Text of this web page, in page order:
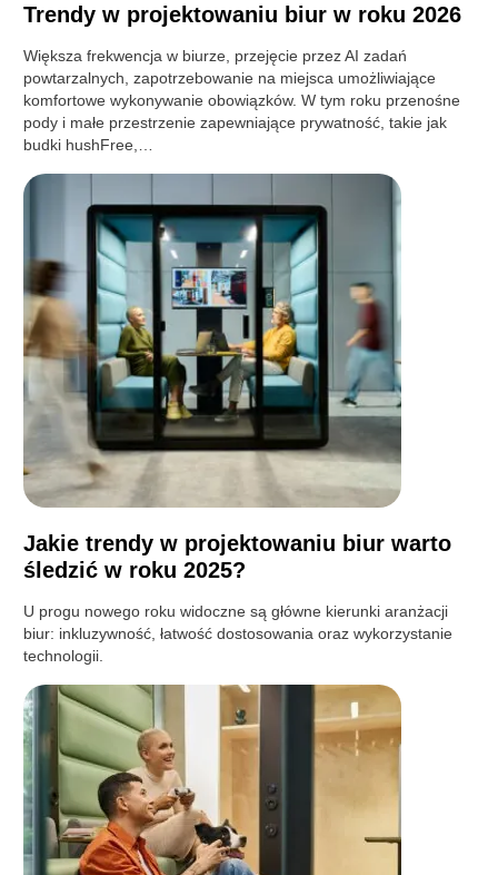
Trendy w projektowaniu biur w roku 2026
Większa frekwencja w biurze, przejęcie przez AI zadań
powtarzalnych, zapotrzebowanie na miejsca umożliwiające
komfortowe wykonywanie obowiązków. W tym roku przenośne
pody i małe przestrzenie zapewniające prywatność, takie jak
budki hushFree,…
Jakie trendy w projektowaniu biur warto
śledzić w roku 2025?
U progu nowego roku widoczne są główne kierunki aranżacji
biur: inkluzywność, łatwość dostosowania oraz wykorzystanie
technologii.